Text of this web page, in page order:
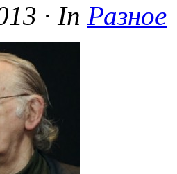
· In Разное